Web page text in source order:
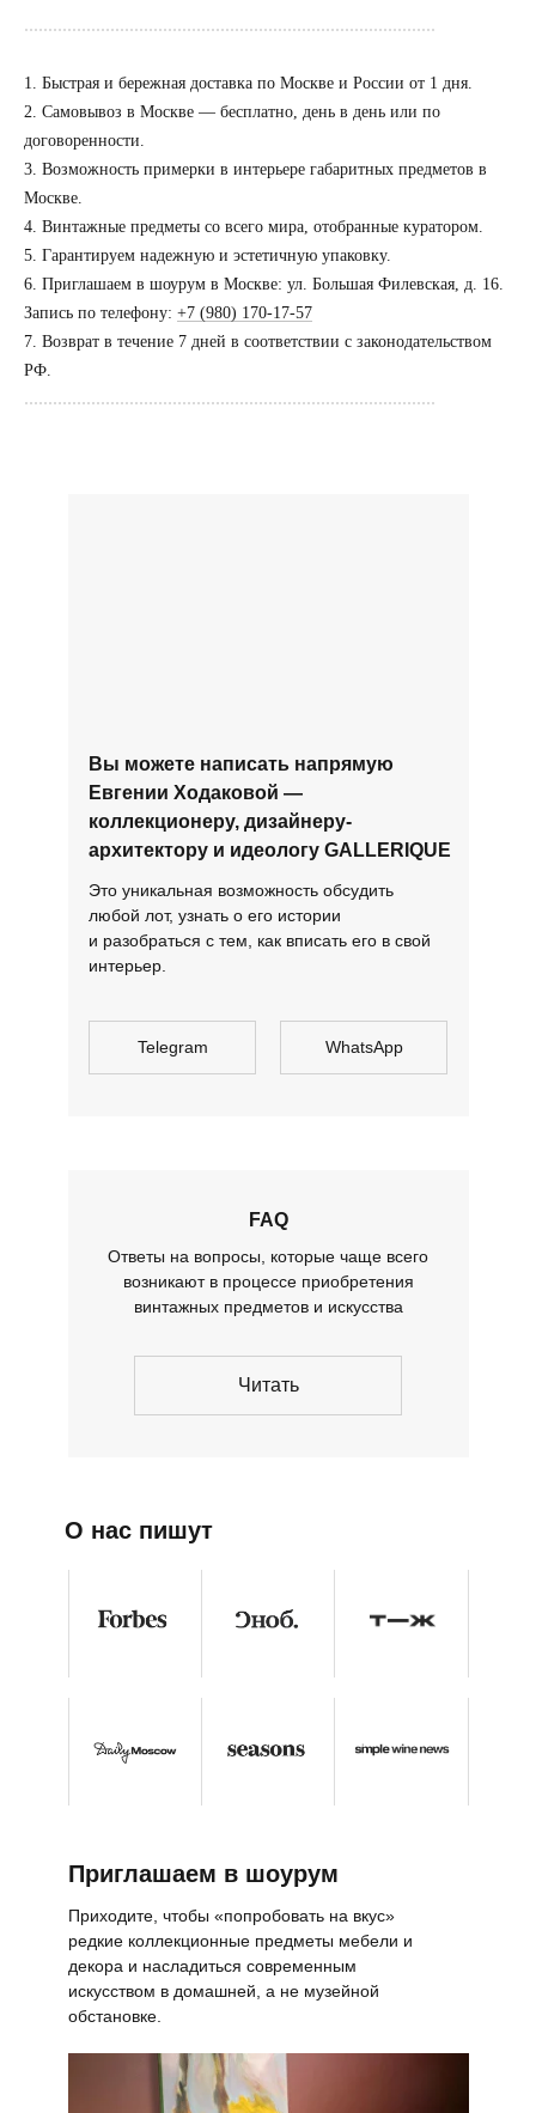
......................................................................................
1. Быстрая и бережная доставка по Москве и России от 1 дня.
2. Самовывоз в Москве — бесплатно, день в день или по
договоренности.
3. Возможность примерки в интерьере габаритных предметов в
Москве.
4. Винтажные предметы со всего мира, отобранные куратором.
5. Гарантируем надежную и эстетичную упаковку.
6. Приглашаем в шоурум в Москве: ул. Большая Филевская, д. 16.
Запись по телефону: +7 (980) 170-17-57
7. Возврат в течение 7 дней в соответствии с законодательством
РФ.
......................................................................................
Telegram WhatsApp
Это уникальная возможность обсудить
любой лот, узнать о его истории
и разобраться с тем, как вписать его в свой
интерьер.
FAQ
Ответы на вопросы, которые чаще всего
возникают в процессе приобретения
винтажных предметов и искусства
Вы можете написать напрямую
Евгении Ходаковой —
коллекционеру, дизайнеру-
архитектору и идеологу GALLERIQUE
Вы можете
Евгении
архитектору и
Посещение только
договоренности
Приглашаем в шоурум
Читать
О нас пишут
Приходите, чтобы «попробовать на вкус»
редкие коллекционные предметы мебели и
декора и насладиться современным
искусством в домашней, а не музейной
обстановке.